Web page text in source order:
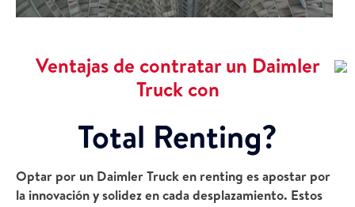
Ventajas de contratar un Daimler
Truck con
Total Renting?
Optar por un Daimler Truck en renting es apostar por
la innovación y solidez en cada desplazamiento. Estos